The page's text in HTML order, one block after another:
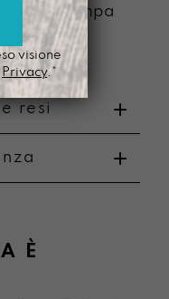
e la stampa
resi
È
visione
Privacy.*